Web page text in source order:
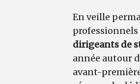
En veille
professionnels
dirigeants de
année autour
avant-